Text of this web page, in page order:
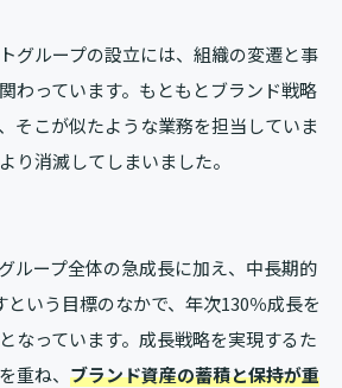
グループの設立には、組織の変遷と事
わっています。もともとブランド戦略
そこが似たような業務を担当していま
り消滅してしまいました。
ループ全体の急成長に加え、中長期的
という目標のなかで、年次130％成長を
なっています。成長戦略を実現するた
重ね、 ブランド資産の蓄積と保持が重